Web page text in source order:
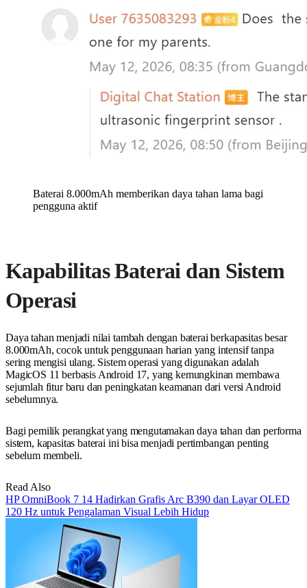
Baterai 8.000mAh memberikan daya tahan lama bagi
pengguna aktif
Kapabilitas Baterai dan Sistem
Operasi
Daya tahan menjadi nilai tambah dengan baterai berkapasitas besar
8.000mAh, cocok untuk penggunaan harian yang intensif tanpa
sering mengisi ulang. Sistem operasi yang digunakan adalah
MagicOS 11 berbasis Android 17, yang kemungkinan membawa
sejumlah fitur baru dan peningkatan keamanan dari versi Android
sebelumnya.
Bagi pemilik perangkat yang mengutamakan daya tahan dan performa
sistem, kapasitas baterai ini bisa menjadi pertimbangan penting
sebelum membeli.
Read Also
HP OmniBook 7 14 Hadirkan Grafis Arc B390 dan Layar OLED
120 Hz untuk Pengalaman Visual Lebih Hidup